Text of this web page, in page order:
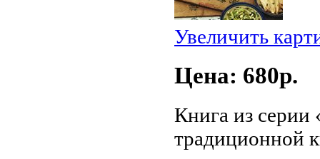
Увеличить
Цена: 680p.
Книга из
традиционной